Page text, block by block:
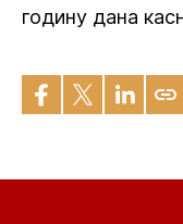
годину дана